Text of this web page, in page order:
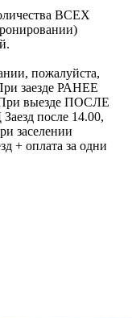
ВСЕХ
пожалуйста,
заезде РАНЕЕ
выезде ПОСЛЕ
после 14.00,
заселении
+ оплата за одни